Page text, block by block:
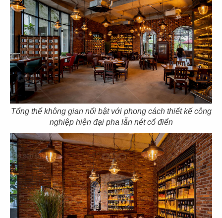
Tổng thể không gian nổi bật với phong cách thiết kế công
nghiệp hiện đại pha lẫn nét cổ điển
113
PAT KAO THAI 2
CN Bến Tre
114
PAT KAO THAI 3
CN Mỹ Tho
115
LOTUS BLOOM
COFFEE
CN Nghệ An
116
AFFA COFFEE
CN P.14 - Q. Gò Vấp